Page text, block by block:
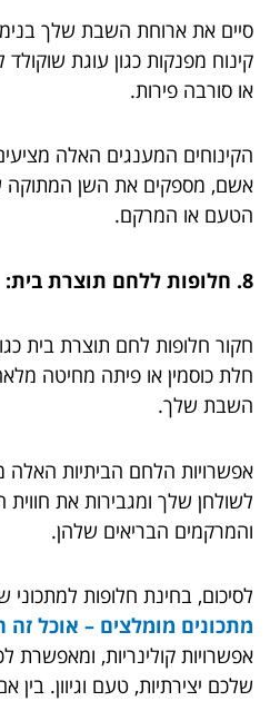
סיים את ארוחת השבת שלך
קינוח מפנקות כגון עוגת
או סורבה פירות.
הקינוחים המענגים האלה
אשם, מספקים את השן
הטעם או המרקם.
8. חלופות ללחם תוצרת בית:
חקור חלופות לחם תוצרת בית
חלת כוסמין או פיתה מחיטה
השבת שלך.
אפשרויות הלחם הביתיות האלה
לשולחן שלך ומגבירות את
והמרקמים הבריאים שלהן.
לסיכום, בחינת חלופות
מתכונים מומלצים – אוכל זה
אפשרויות קולינריות, ומאפשרת
שלכם יצירתיות, טעם וגיוון.